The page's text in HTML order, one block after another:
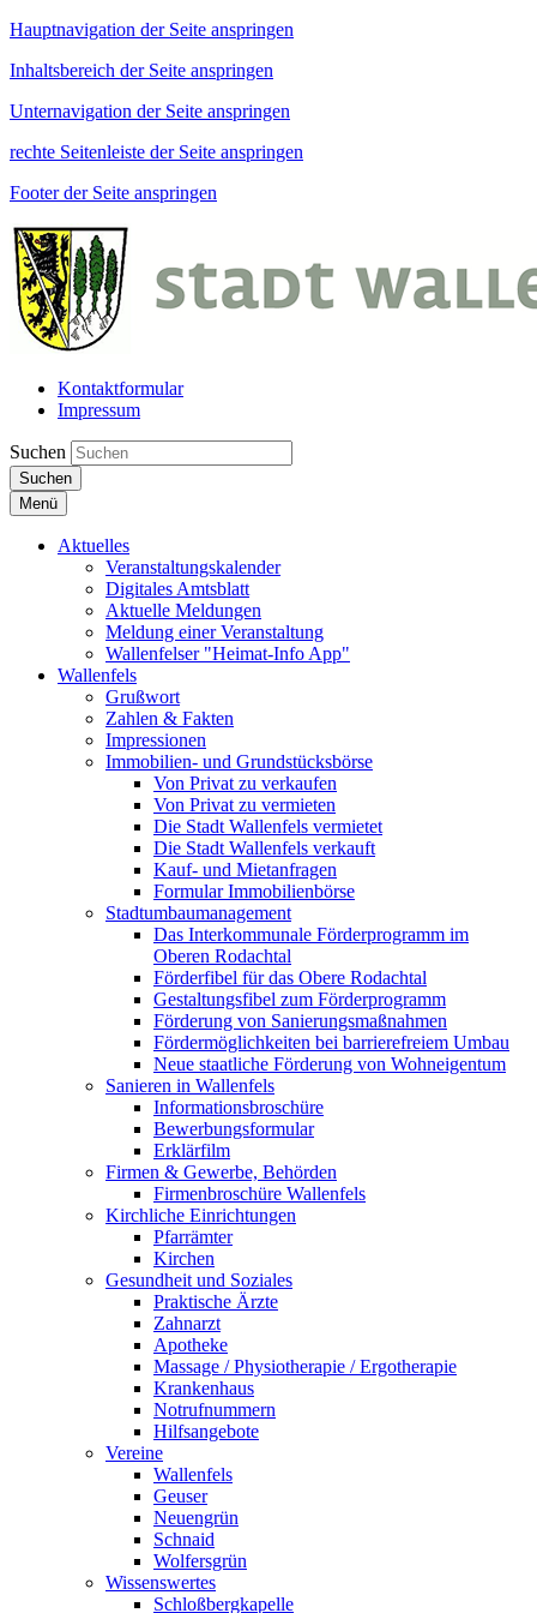
Hauptnavigation der Seite anspringen
Inhaltsbereich der Seite anspringen
Unternavigation der Seite anspringen
rechte Seitenleiste der Seite anspringen
Footer der Seite anspringen
Kontaktformular
Impressum
Suchen
Suchen
Menü
Aktuelles
Veranstaltungskalender
Digitales Amtsblatt
Aktuelle Meldungen
Meldung einer Veranstaltung
Wallenfelser "Heimat-Info App"
Wallenfels
Grußwort
Zahlen & Fakten
Impressionen
Immobilien- und Grundstücksbörse
Von Privat zu verkaufen
Von Privat zu vermieten
Die Stadt Wallenfels vermietet
Die Stadt Wallenfels verkauft
Kauf- und Mietanfragen
Formular Immobilienbörse
Stadtumbaumanagement
Das Interkommunale Förderprogramm im
Oberen Rodachtal
Förderfibel für das Obere Rodachtal
Gestaltungsfibel zum Förderprogramm
Förderung von Sanierungsmaßnahmen
Fördermöglichkeiten bei barrierefreiem Umbau
Neue staatliche Förderung von Wohneigentum
Sanieren in Wallenfels
Informationsbroschüre
Bewerbungsformular
Erklärfilm
Firmen & Gewerbe, Behörden
Firmenbroschüre Wallenfels
Kirchliche Einrichtungen
Pfarrämter
Kirchen
Gesundheit und Soziales
Praktische Ärzte
Zahnarzt
Apotheke
Massage / Physiotherapie / Ergotherapie
Krankenhaus
Notrufnummern
Hilfsangebote
Vereine
Wallenfels
Geuser
Neuengrün
Schnaid
Wolfersgrün
Wissenswertes
Schloßbergkapelle